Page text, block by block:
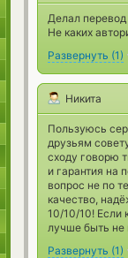
Делал перевод
Не каких
Развернуть (1)
Никита
Пользуюсь
друзьям
сходу говорю
и гарантия на
вопрос не по
качество,
10/10/10! Если
лучше быть не
Развернуть (1)